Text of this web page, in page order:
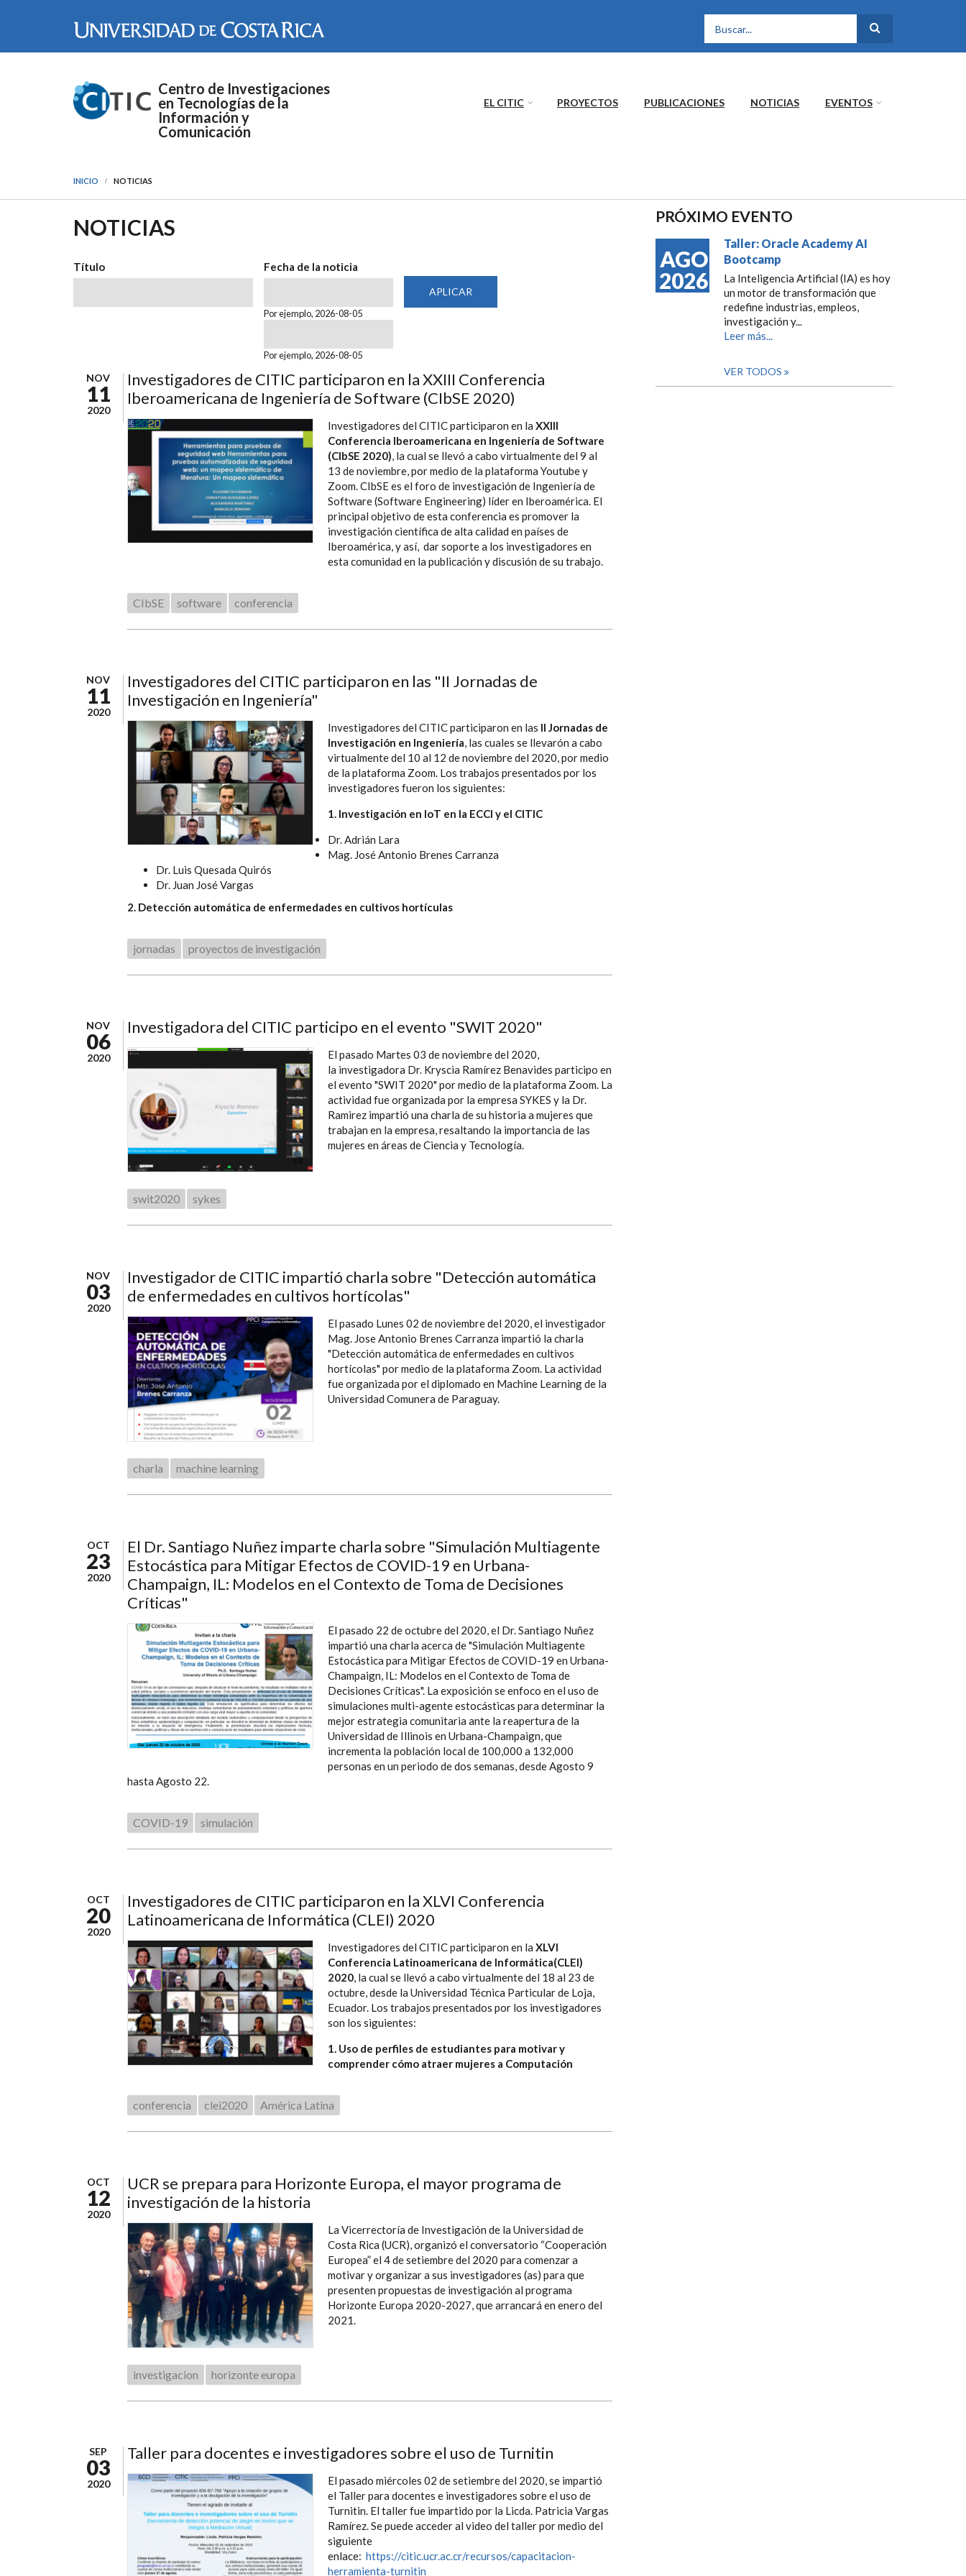
FORMULARIO DE
Centro de Investigaciones
en Tecnologías de la
Información y
Comunicación
EL CITIC PROYECTOS PUBLICACIONES NOTICIAS EVENTOS
INICIO NOTICIAS
NOTICIAS
Título
Fecha de la noticia
Por ejemplo, 2026-08-05
Por ejemplo, 2026-08-05
NOV
11
2020
Investigadores de CITIC participaron en la XXIII Conferencia
Iberoamericana de Ingeniería de Software (CIbSE 2020)
Investigadores del CITIC participaron en la XXIII
Conferencia Iberoamericana en Ingeniería de Software
(CIbSE 2020), la cual se llevó a cabo virtualmente del 9 al
13 de noviembre, por medio de la plataforma Youtube y
Zoom. CIbSE es el foro de investigación de Ingeniería de
Software (Software Engineering) líder en Iberoamérica. El
principal objetivo de esta conferencia es promover la
investigación científica de alta calidad en países de
Iberoamérica, y así, dar soporte a los investigadores en
esta comunidad en la publicación y discusión de su trabajo.
CIbSE software conferencia
NOV
11
2020
Investigadores del CITIC participaron en las "II Jornadas de
Investigación en Ingeniería"
Investigadores del CITIC participaron en las II Jornadas de
Investigación en Ingeniería, las cuales se llevarón a cabo
virtualmente del 10 al 12 de noviembre del 2020, por medio
de la plataforma Zoom. Los trabajos presentados por los
investigadores fueron los siguientes:
1. Investigación en IoT en la ECCI y el CITIC
Dr. Adrián Lara
Mag. José Antonio Brenes Carranza
Dr. Luis Quesada Quirós
Dr. Juan José Vargas
2. Detección automática de enfermedades en cultivos hortículas
jornadas proyectos de investigación
NOV
06
2020
Investigadora del CITIC participo en el evento "SWIT 2020"
El pasado Martes 03 de noviembre del 2020,
la investigadora Dr. Kryscia Ramírez Benavides participo en
el evento "SWIT 2020" por medio de la plataforma Zoom. La
actividad fue organizada por la empresa SYKES y la Dr.
Ramirez impartió una charla de su historia a mujeres que
trabajan en la empresa, resaltando la importancia de las
mujeres en áreas de Ciencia y Tecnología.
swit2020 sykes
NOV
03
2020
Investigador de CITIC impartió charla sobre "Detección automática
de enfermedades en cultivos hortícolas"
El pasado Lunes 02 de noviembre del 2020, el investigador
Mag. Jose Antonio Brenes Carranza impartió la charla
"Detección automática de enfermedades en cultivos
hortícolas" por medio de la plataforma Zoom. La actividad
fue organizada por el diplomado en Machine Learning de la
Universidad Comunera de Paraguay.
charla machine learning
OCT
23
2020
El Dr. Santiago Nuñez imparte charla sobre "Simulación Multiagente
Estocástica para Mitigar Efectos de COVID-19 en Urbana-
Champaign, IL: Modelos en el Contexto de Toma de Decisiones
Críticas"
El pasado 22 de octubre del 2020, el Dr. Santiago Nuñez
impartió una charla acerca de "Simulación Multiagente
Estocástica para Mitigar Efectos de COVID-19 en Urbana-
Champaign, IL: Modelos en el Contexto de Toma de
Decisiones Críticas". La exposición se enfoco en el uso de
simulaciones multi-agente estocásticas para determinar la
mejor estrategia comunitaria ante la reapertura de la
Universidad de Illinois en Urbana-Champaign, que
incrementa la población local de 100,000 a 132,000
personas en un periodo de dos semanas, desde Agosto 9
hasta Agosto 22.
COVID-19 simulación
OCT
20
2020
Investigadores de CITIC participaron en la XLVI Conferencia
Latinoamericana de Informática (CLEI) 2020
Investigadores del CITIC participaron en la XLVI
Conferencia Latinoamericana de Informática(CLEI)
2020, la cual se llevó a cabo virtualmente del 18 al 23 de
octubre, desde la Universidad Técnica Particular de Loja,
Ecuador. Los trabajos presentados por los investigadores
son los siguientes:
1. Uso de perfiles de estudiantes para motivar y
comprender cómo atraer mujeres a Computación
conferencia clei2020 América Latina
OCT
12
2020
UCR se prepara para Horizonte Europa, el mayor programa de
investigación de la historia
La Vicerrectoría de Investigación de la Universidad de
Costa Rica (UCR), organizó el conversatorio “Cooperación
Europea” el 4 de setiembre del 2020 para comenzar a
motivar y organizar a sus investigadores (as) para que
presenten propuestas de investigación al programa
Horizonte Europa 2020-2027, que arrancará en enero del
2021.
investigacion horizonte europa
SEP
03
2020
Taller para docentes e investigadores sobre el uso de Turnitin
El pasado miércoles 02 de setiembre del 2020, se impartió
el Taller para docentes e investigadores sobre el uso de
Turnitin. El taller fue impartido por la Licda. Patricia Vargas
Ramírez. Se puede acceder al video del taller por medio del
siguiente
enlace: https://citic.ucr.ac.cr/recursos/capacitacion-
herramienta-turnitin
PRÓXIMO EVENTO
AGO
2026
Taller: Oracle Academy AI
Bootcamp
La Inteligencia Artificial (IA) es hoy
un motor de transformación que
redefine industrias, empleos,
investigación y...
Leer más...
VER TODOS